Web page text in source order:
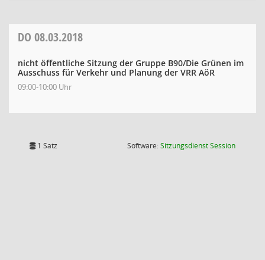
DO 08.03.2018
nicht öffentliche Sitzung der Gruppe B90/Die Grünen im
Ausschuss für Verkehr und Planung der VRR AöR
09:00-10:00 Uhr
1 Satz Software:SitzungsdienstSession(Wird in